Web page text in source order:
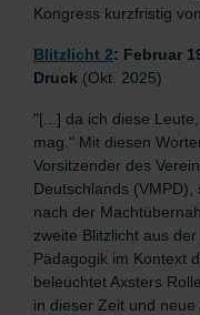
Kongress kurzfristig
Blitzlicht 2: Februar
Druck (Okt. 2025)
"[...] da ich diese
mag." Mit diesen
Vorsitzender des
Deutschlands
nach der
zweite Blitzlicht aus
Pädagogik im Kontext
beleuchtet Axsters
in dieser Zeit und